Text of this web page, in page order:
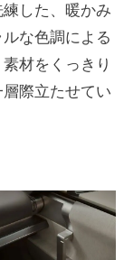
した、暖かみ
な色調による
材をくっきり
際立たせてい